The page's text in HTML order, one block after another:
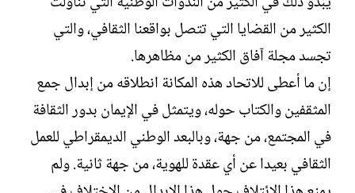
الكثير من القضايا التي تتصل بواقعنا الثقافي، والتي
تجسد مجلة آفاق الكثير من مظاهرها.
إن ما أعطى للاتحاد هذه المكانة انطلاقه من إبدال جمع
المثقفين والكتاب حوله، ويتمثل في الإيمان بدور الثقافة
في المجتمع، من جهة، وبالبعد الوطني الديمقراطي للعمل
الثقافي بعيدا عن أي عقدة للهوية، من جهة ثانية. ولم